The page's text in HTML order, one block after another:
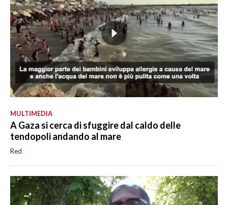
MULTIMEDIA
A Gaza si cerca di sfuggire dal caldo delle
tendopoli andando al mare
Red